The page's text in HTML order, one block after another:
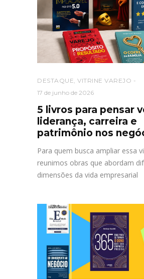
DESTAQUE VITRINE VAREJO
17 de junho de 2026
5 livros para pensar
liderança, carreira e
patrimônio nos
Para quem busca ampliar essa
reunimos obras que abordam
dimensões da vida empresarial